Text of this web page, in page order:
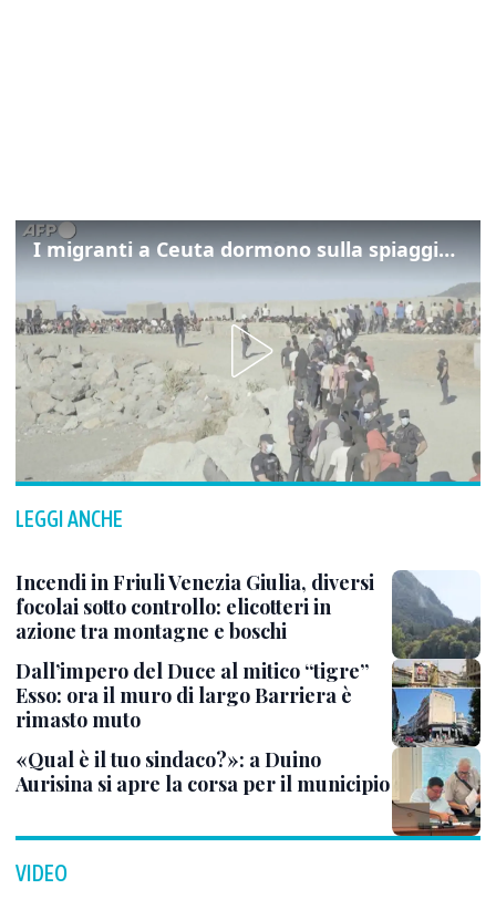
I migranti a Ceuta dormono sulla spiaggia: "Vogliamo entrare in Europa"
LEGGI ANCHE
Incendi in Friuli Venezia Giulia, diversi
focolai sotto controllo: elicotteri in
azione tra montagne e boschi
Dall’impero del Duce al mitico “tigre”
Esso: ora il muro di largo Barriera è
rimasto muto
«Qual è il tuo sindaco?»: a Duino
Aurisina si apre la corsa per il municipio
VIDEO